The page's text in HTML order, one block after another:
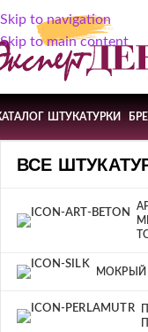
Skip to navigation
Skip to main content
ШТУКАТУРКИ
ВСЕ